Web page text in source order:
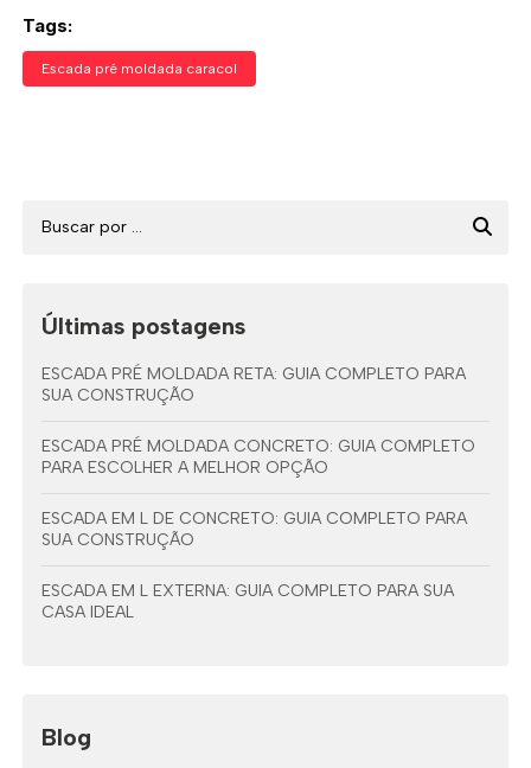
Tags:
Escada pré moldada caracol
Últimas postagens
ESCADA PRÉ MOLDADA RETA: GUIA COMPLETO PARA
SUA CONSTRUÇÃO
ESCADA PRÉ MOLDADA CONCRETO: GUIA COMPLETO
PARA ESCOLHER A MELHOR OPÇÃO
ESCADA EM L DE CONCRETO: GUIA COMPLETO PARA
SUA CONSTRUÇÃO
ESCADA EM L EXTERNA: GUIA COMPLETO PARA SUA
CASA IDEAL
Blog